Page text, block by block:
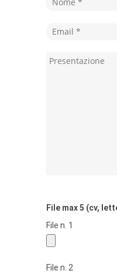
File max 5 (cv,
File n. 1
File n. 2